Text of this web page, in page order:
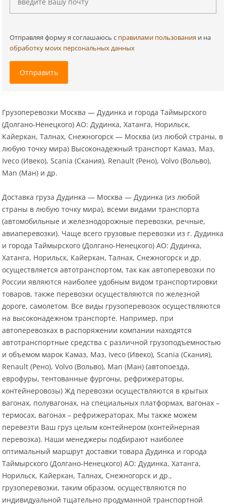
Отправляя форму я соглашаюсь c правилами пользования и на
обработку моих персональных данных
Отправить
Грузоперевозки Москва — Дудинка и города Таймырского
(Долгано-Ненецкого) АО: Дудинка, Хатанга, Норильск,
Кайеркан, Талнах, Снежногорск — Москва (из любой страны, в
любую точку мира) Высоконадежный транспорт Камаз, Маз,
Iveco (Ивеко), Scania (Скания), Renault (Рено), Volvo (Вольво),
Man (Ман) и др.
Доставка груза Дудинка — Москва — Дудинка (из любой
страны в любую точку мира), всеми видами транспорта
(автомобильные и железнодорожные перевозки, речные,
авиаперевозки). Чаще всего грузовые перевозки из г. Дудинка
и города Таймырского (Долгано-Ненецкого) АО: Дудинка,
Хатанга, Норильск, Кайеркан, Талнах, Снежногорск и др.
осуществляется автотранспортом, так как автоперевозки по
России являются наиболее удобным видом транспортировки
товаров, также перевозки осуществляются по железной
дороге, самолетом. Все виды грузоперевозок осуществляются
на высоконадежном транспорте. Например, при
автоперевозках в распоряжении компании находятся
автотранспортные средства с различной грузоподъемностью
и объемом марок Камаз, Маз, Iveco (Ивеко), Scania (Скания),
Renault (Рено), Volvo (Вольво), Man (Ман) (автопоезда,
еврофуры, тентованные фургоны, рефрижераторы,
контейнеровозы) Жд перевозки осуществляются в крытых
вагонах, полувагонах, на специальных платформах, вагонах –
термосах, вагонах – рефрижераторах. Мы также можем
перевезти Ваш груз целым контейнером (контейнерная
перевозка). Наши менеджеры подбирают наиболее
оптимальный маршрут доставки товара Дудинка и города
Таймырского (Долгано-Ненецкого) АО: Дудинка, Хатанга,
Норильск, Кайеркан, Талнах, Снежногорск и др.,
грузоперевозки, таким образом, осуществляются по
индивидуальной тщательно продуманной транспортной